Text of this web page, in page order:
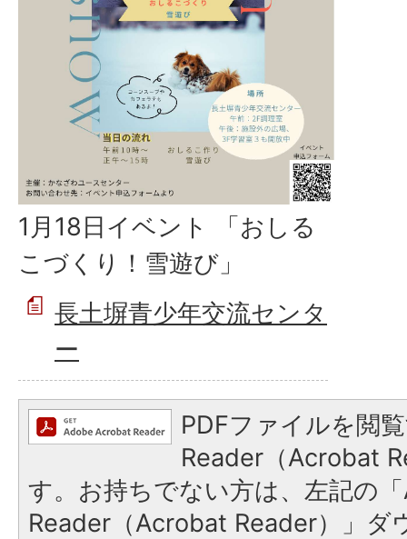
1月18日イベント 「おしる
こづくり！雪遊び」
長土塀青少年交流センタ
ー
PDFファイルを閲
Reader（Acrobat
す。お持ちでない方は、左記の
Reader（Acrobat Reader）」ダ